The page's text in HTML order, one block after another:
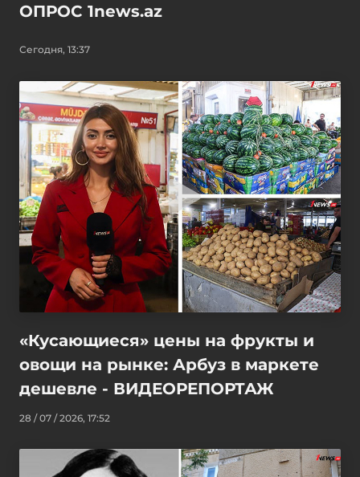
ОПРОС 1news.az
Сегодня, 13:37
«Кусающиеся» цены на фрукты и
овощи на рынке: Арбуз в маркете
дешевле - ВИДЕОРЕПОРТАЖ
28 / 07 / 2026, 17:52